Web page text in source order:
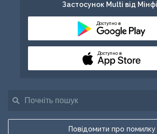
Повідомити про помилку
Застосунок Multi від
Доступно в
Доступно в